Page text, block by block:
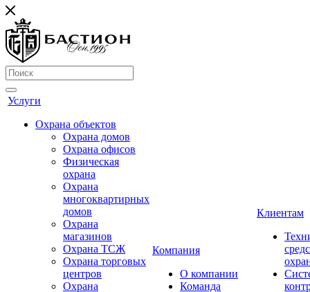
Услуги
Охрана объектов
Охрана домов
Охрана офисов
Физическая
охрана
Охрана
многоквартирных
домов
Охрана
магазинов
Охрана ТСЖ
Охрана торговых
центров
Охрана
Компания
О компании
Команда
Клиентам